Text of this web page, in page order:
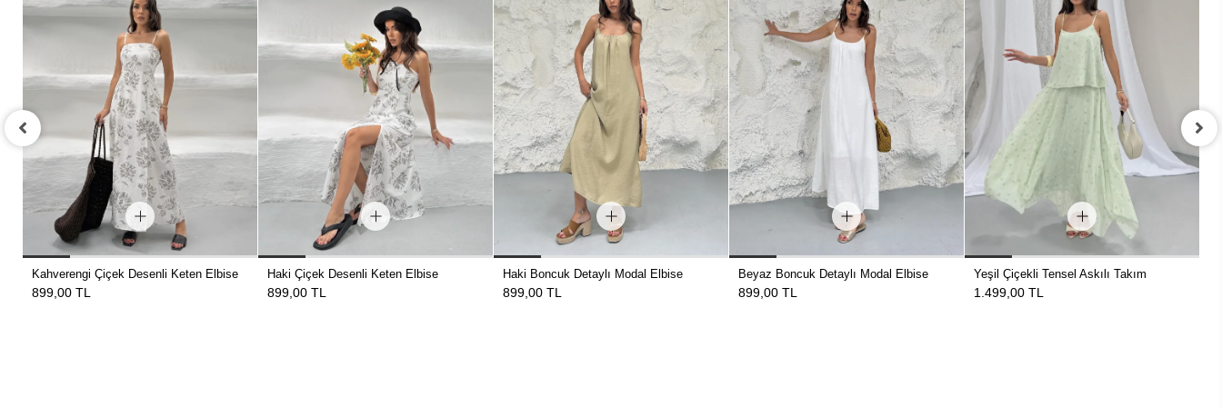
Kahverengi Çiçek Desenli Keten Elbise
899,00 TL
Haki Çiçek Desenli Keten Elbise
899,00 TL
Haki Boncuk Detaylı Modal Elbise
899,00 TL
Beyaz Boncuk Detaylı Modal Elbise
899,00 TL
Yeşil Çiçekli Tensel Askılı Takım
1.499,00 TL